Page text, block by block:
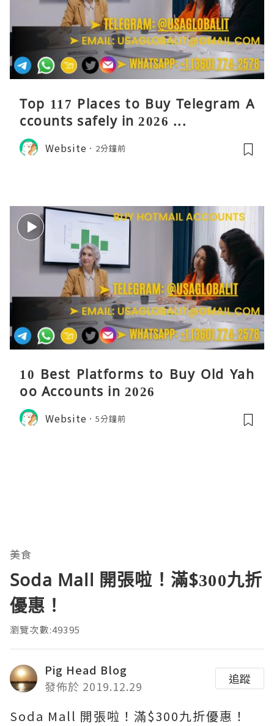
Top 117 Places to Buy Telegram A
ccounts safely in 2026 ...
Website 2分鐘前
10 Best Platforms to Buy Old Yah
oo Accounts in 2026
Website 5分鐘前
美食
Soda Mall 開張啦！滿$300九折
優惠！
瀏覽次數:49395
Pig Head Blog
發佈於 2019.12.29
追蹤
Soda Mall 開張啦！滿$300九折優惠！